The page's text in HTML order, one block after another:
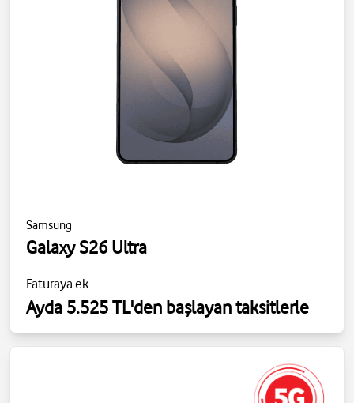
Samsung
Galaxy S26 Ultra
Faturaya ek
Ayda 5.525 TL'den başlayan taksitlerle